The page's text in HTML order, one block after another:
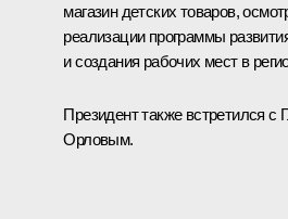
магазин детских товаров,
реализации программы
и создания рабочих мест в
Президент также встретился
Орловым.